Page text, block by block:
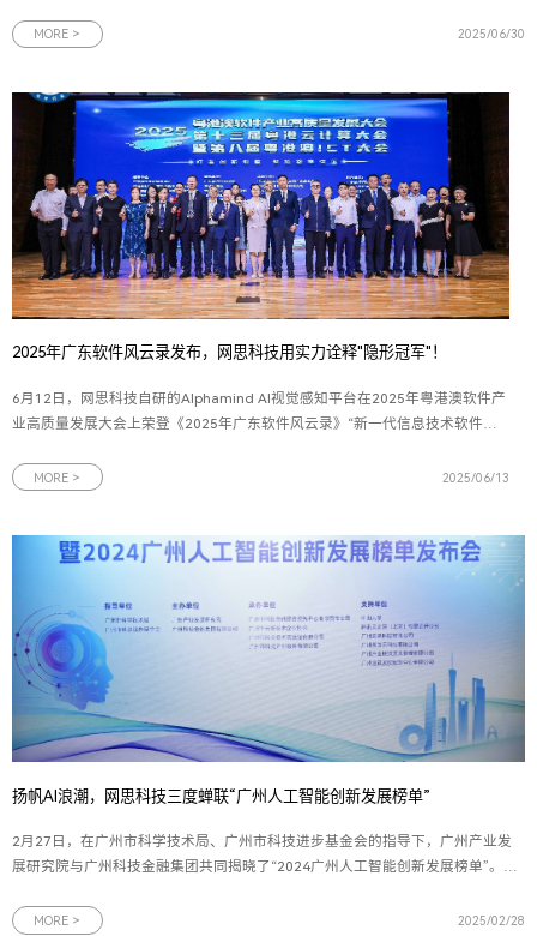
16家网络安全领域联合体成员单位代表齐聚羊城，围绕科技创新、产品融合、生
MORE > 2025/06/30
2025年广东软件风云录发布，网思科技用实力诠释"隐形冠军"！
6月12日，网思科技自研的Alphamind AI视觉感知平台在2025年粤港澳软件产
业高质量发展大会上荣登《2025年广东软件风云录》“新一代信息技术软件产
年广东软件风云录新一代信息技术软件产品奖牌2025年广东软件风云榜评选由
MORE > 2025/06/13
扬帆AI浪潮，网思科技三度蝉联“广州人工智能创新发展榜单”
2月27日，在广州市科学技术局、广州市科技进步基金会的指导下，广州产业发
展研究院与广州科技金融集团共同揭晓了“2024广州人工智能创新发展榜单”。网
值企业”称号，充分展现其在人工智能创新应用场景中的示范引领作用。图为网思
MORE > 2025/02/28